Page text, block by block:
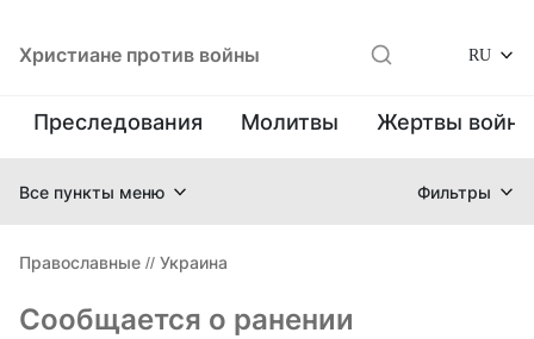
Христиане против войны RU
Преследования Молитвы Жертвы
Все пункты меню Фильтры
Православные // Украина
Сообщается о ранении